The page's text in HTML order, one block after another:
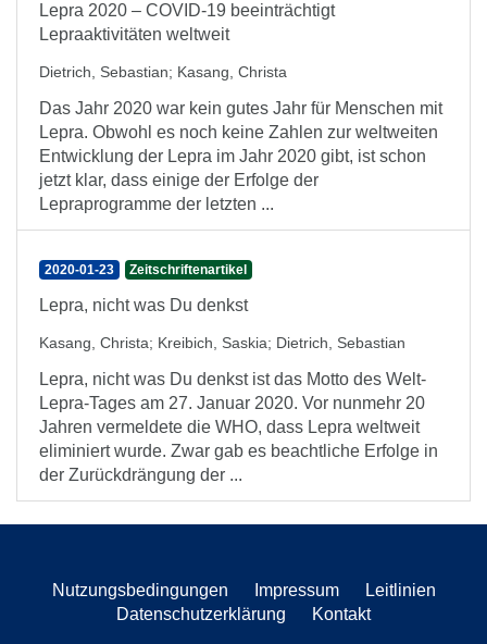
Lepra 2020 – COVID-19 beeinträchtigt
Lepraaktivitäten weltweit
Dietrich, Sebastian; Kasang, Christa
Das Jahr 2020 war kein gutes Jahr für Menschen mit
Lepra. Obwohl es noch keine Zahlen zur weltweiten
Entwicklung der Lepra im Jahr 2020 gibt, ist schon
jetzt klar, dass einige der Erfolge der
Lepraprogramme der letzten ...
2020-01-23 Zeitschriftenartikel
Lepra, nicht was Du denkst
Kasang, Christa; Kreibich, Saskia; Dietrich, Sebastian
Lepra, nicht was Du denkst ist das Motto des Welt-
Lepra-Tages am 27. Januar 2020. Vor nunmehr 20
Jahren vermeldete die WHO, dass Lepra weltweit
eliminiert wurde. Zwar gab es beachtliche Erfolge in
der Zurückdrängung der ...
Nutzungsbedingungen Impressum
Leitlinien
Datenschutzerklärung
Kontakt